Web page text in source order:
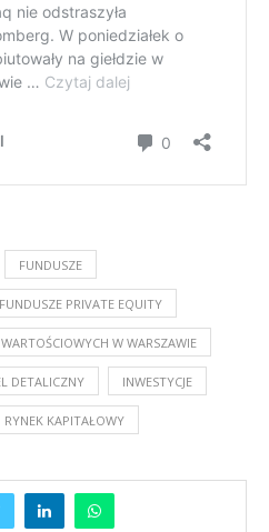
FUNDUSZE
FUNDUSZE PRIVATE EQUITY
W WARSZAWIE
DETALICZNY INWESTYCJE
RYNEK KAPITAŁOWY